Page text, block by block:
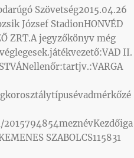
Szövetség2015.04.26
József StadionHONVÉD
ZRT.A jegyzőkönyv még
II.
SZABOLCS115831